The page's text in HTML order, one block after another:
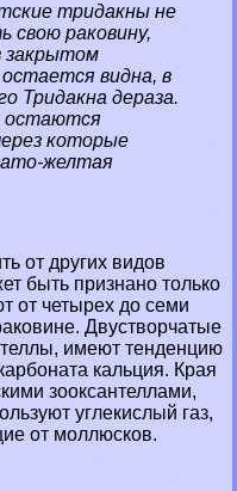
тридакны не
свою paковину,
закрытом
видна, в
Тридакна дераза.
остаются
которые
желтая
от других видов
быть признано только
от четырех до семи
Двустворчатые
имеют тенденцию
кальция. Края
зооксантеллами,
углекислый газ,
от моллюсков.